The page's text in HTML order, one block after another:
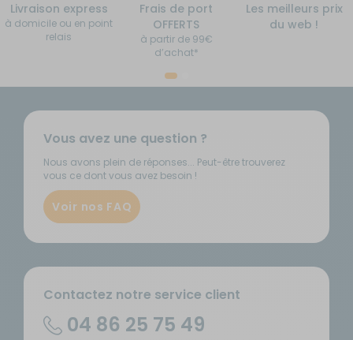
Livraison express
à domicile ou en point
relais
Frais de port
OFFERTS
à partir de 99€
d’achat*
Les meilleurs prix
du web !
Vous avez une question ?
Nous avons plein de réponses... Peut-être trouverez
vous ce dont vous avez besoin !
Voir nos FAQ
Contactez notre service client
04 86 25 75 49